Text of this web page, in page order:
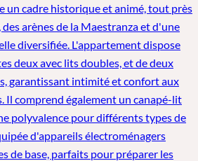
un cadre historique et animé, tout près
arènes de la Maestranza et d'une
diversifiée. L'appartement dispose
deux avec lits doubles, et de deux
garantissant intimité et confort aux
Il comprend également un canapé-lit
polyvalence pour différents types de
d'appareils électroménagers
de base, parfaits pour préparer les